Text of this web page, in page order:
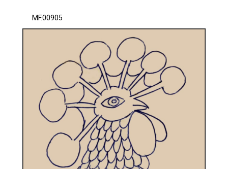
Resultados da lista de itens
MF.00905